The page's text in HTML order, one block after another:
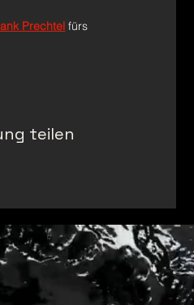
Prechtel fürs
teilen